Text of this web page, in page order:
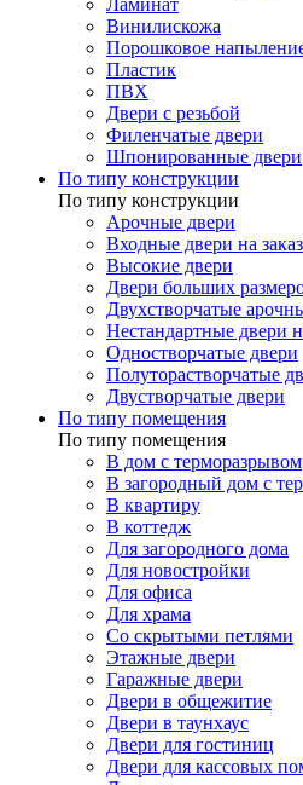
Ламинат
Винилискожа
Порошковое
Пластик
ПВХ
Двери с резьбой
Филенчатые двери
Шпонированные двери
По типу конструкции
По типу конструкции
Арочные двери
Входные двери на заказ
Высокие двери
Двери больших
Двухстворчатые
Нестандартные двери
Одностворчатые двери
Полуторастворчатые
Двустворчатые двери
По типу помещения
По типу помещения
В дом с терморазрывом
В загородный дом с
В квартиру
В коттедж
Для загородного дома
Для новостройки
Для офиса
Для храма
Со скрытыми петлями
Этажные двери
Гаражные двери
Двери в общежитие
Двери в таунхаус
Двери для гостиниц
Двери для кассовых